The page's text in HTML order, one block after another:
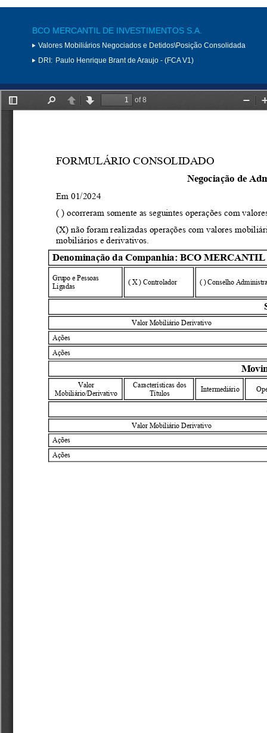
BCO MERCANTIL DE INVESTIMENTOS S.A.
Valores Mobiliários Negociados e Detidos\Posição Consolidada
DRI: Paulo Henrique Brant de Araujo - (FCA V1)